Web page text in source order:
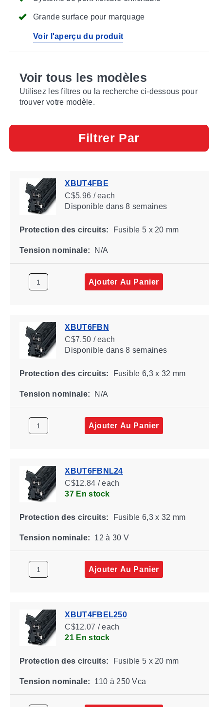
Grande surface pour marquage
Voir l'aperçu du produit
Voir tous les modèles
Utilisez les filtres ou la recherche ci-dessous pour
trouver votre modèle.
Filtrer Par
XBUT4FBE
C$5.96 / each
Disponibledans 8 semaines
Protection des circuits: Fusible 5 x 20 mm
Tension nominale: N/A
Ajouter Au Panier
XBUT6FBN
C$7.50 / each
Disponibledans 8 semaines
Protection des circuits: Fusible 6,3 x 32 mm
Tension nominale: N/A
Ajouter Au Panier
XBUT6FBNL24
C$12.84 / each
37 En stock
Protection des circuits: Fusible 6,3 x 32 mm
Tension nominale: 12 à 30 V
Ajouter Au Panier
XBUT4FBEL250
C$12.07 / each
21 En stock
Protection des circuits: Fusible 5 x 20 mm
Tension nominale: 110 à 250 Vca